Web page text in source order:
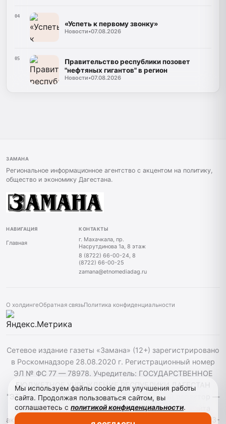
04
«Успеть к первому звонку»
Новости•07.08.2026
05
Правительство республики позовет
"нефтяных гигантов" в регион
Новости•07.08.2026
ЗАМАНА
Региональное информационное агентство с акцентом на политику,
общество и экономику Дагестана.
НАВИГАЦИЯ
Главная
КОНТАКТЫ
г. Махачкала, пр.
Насрутдинова 1а, 8 этаж
8 (8722) 66-00-24, 8
(8722) 66-00-25
zamana@etnomediadag.ru
О холдингеОбратная связьПолитика конфиденциальности
Сетевое издание газеты «Замана» (12+) зарегистрировано
в Роскомнадзоре 28.08.2020 г. Регистрационный номер
ЭЛ № ФС 77 — 78978. Учредитель: ГОСУДАРСТВЕННОЕ
БЮДЖЕТНОЕ УЧРЕЖДЕНИЕ РЕСПУБЛИКИ ДАГЕСТАН
"ЭТНОМЕДИАХОЛДИНГ "ДАГЕСТАН". Главный редактор —
Багомедов Р.Р. При использовании материалов сайта
активная гиперссылка на zamana.info обязательна. ©️ 2013-
Мы используем файлы cookie для улучшения работы
сайта. Продолжая пользоваться сайтом, вы
соглашаетесь с политикой конфиденциальности.